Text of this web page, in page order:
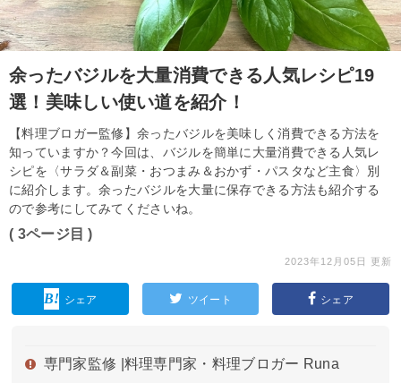
余ったバジルを大量消費できる人気レシピ19
選！美味しい使い道を紹介！
【料理ブロガー監修】余ったバジルを美味しく消費できる方法を
知っていますか？今回は、バジルを簡単に大量消費できる人気レ
シピを〈サラダ＆副菜・おつまみ＆おかず・パスタなど主食〉別
に紹介します。余ったバジルを大量に保存できる方法も紹介する
ので参考にしてみてくださいね。
( 3ページ目 )
2023年12月05日 更新
シェア ツイート シェア
専門家監修 | 料理専門家・料理ブロガー Runa